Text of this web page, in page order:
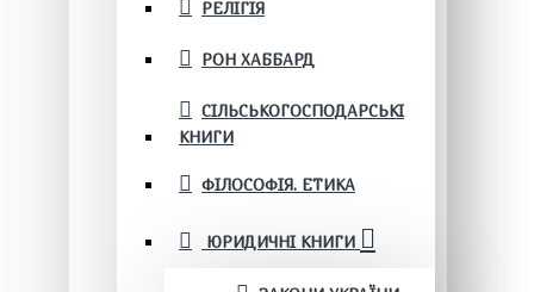
РЕЛІГІЯ
РОН ХАББАРД
СІЛЬСЬКОГОСПОДАРСЬКІ
КНИГИ
ФІЛОСОФІЯ. ЕТИКА
ЮРИДИЧНІ КНИГИ